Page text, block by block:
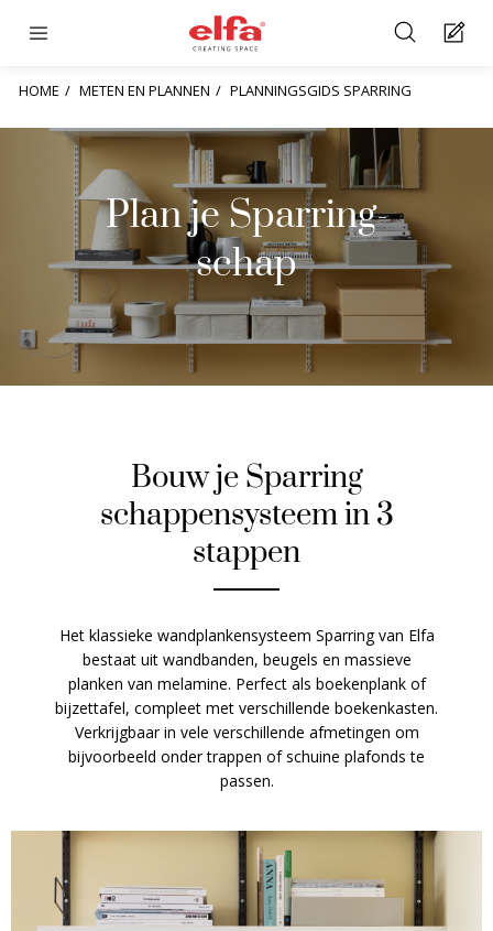
HOME METEN EN PLANNEN PLANNINGSGIDS SPARRING
Plan je Sparring-
schap
Bouw je Sparring
schappensysteem in 3
stappen
Het klassieke wandplankensysteem Sparring van Elfa
bestaat uit wandbanden, beugels en massieve
planken van melamine. Perfect als boekenplank of
bijzettafel, compleet met verschillende boekenkasten.
Verkrijgbaar in vele verschillende afmetingen om
bijvoorbeeld onder trappen of schuine plafonds te
passen.